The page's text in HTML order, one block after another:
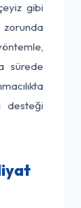
gibi
zorunda
sürede
desteği